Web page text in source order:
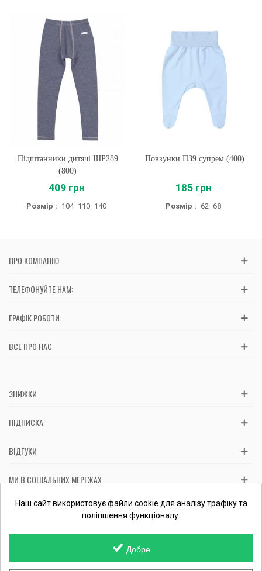
Підштанники дитячі ШР289
(800)
409 грн
Розмір : 104 110 140
Повзунки ПЗ9 супрем (400)
185 грн
Розмір : 62 68
ПРО КОМПАНІЮ
ТЕЛЕФОНУЙТЕ НАМ:
ГРАФІК РОБОТИ:
ВСЕ ПРО НАС
ЗНИЖКИ
ПІДПИСКА
ВІДГУКИ
МИ В СОЦІАЛЬНИХ МЕРЕЖАХ
Вас обслуговує: ФОП Косташ С.І., номер запису в ЄДР 2 673 000
0000 057597 від 06.01.2017.Перевірити ФОП
Наш сайт використовує файли cookie для аналізу трафіку та
поліпшення функціоналу.
Добре